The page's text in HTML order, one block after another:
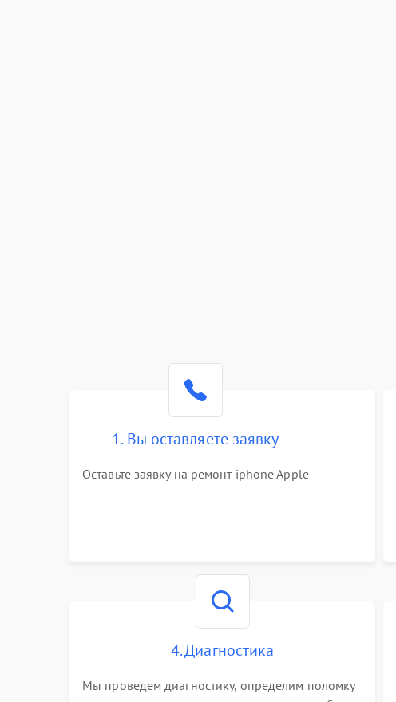
1. Вы оставляете заявку
Оставьте заявку на ремонт iphone Apple
4. Диагностика
Мы проведем диагностику, определим поломку